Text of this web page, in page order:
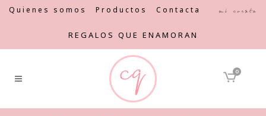
Quienes somos Productos Contacta Mi cuenta
REGALOS QUE ENAMORAN
0